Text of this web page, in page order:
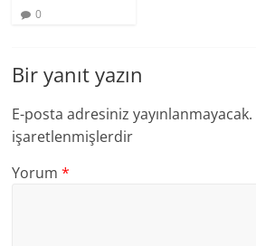
0
Bir yanıt yazın
E-posta adresiniz yayınlanmayacak.
işaretlenmişlerdir
Yorum*